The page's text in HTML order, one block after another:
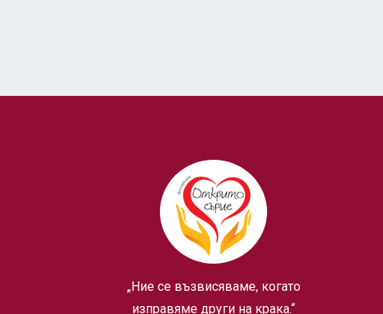
„Ние се възвисяваме, когато
изправяме други на крака.“